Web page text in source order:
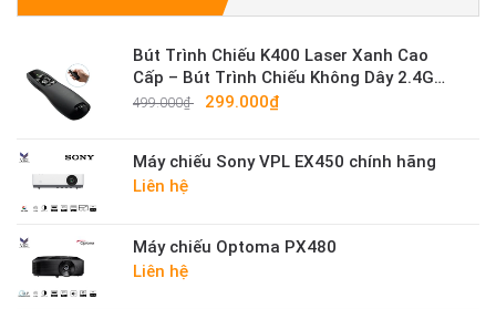
Bút Trình Chiếu K400 Laser Xanh Cao
Cấp – Bút Trình Chiếu Không Dây 2.4G
Sáng Mạnh
499.000₫ 299.000₫
Máy chiếu Sony VPL EX450 chính hãng
Liên hệ
Máy chiếu Optoma PX480
Liên hệ